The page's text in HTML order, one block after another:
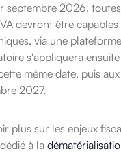
septembre 2026,
devront être
via une
s'appliquera
même date, puis
2027.
plus sur les enjeux
à la